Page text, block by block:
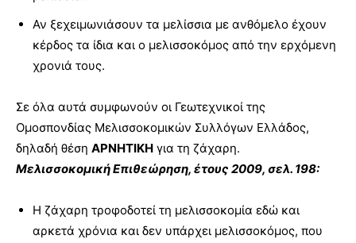
Αν ξεχειμωνιάσουν τα μελίσσια με ανθόμελο έχουν
κέρδος τα ίδια και ο μελισσοκόμος από την ερχόμενη
χρονιά τους.
Σε όλα αυτά συμφωνούν οι Γεωτεχνικοί της
Ομοσπονδίας Μελισσοκομικών Συλλόγων Ελλάδος,
δηλαδή θέση ΑΡΝΗΤΙΚΗ για τη ζάχαρη.
Μελισσοκομική Επιθεώρηση, έτους 2009, σελ. 198:
Η ζάχαρη τροφοδοτεί τη μελισσοκομία εδώ και
αρκετά χρόνια και δεν υπάρχει μελισσοκόμος, που